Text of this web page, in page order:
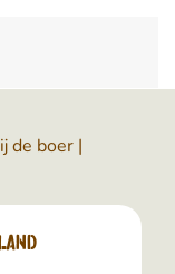
de boer |